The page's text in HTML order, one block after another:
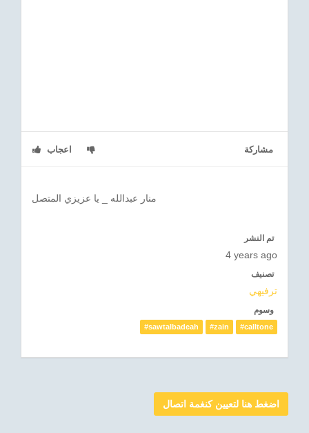
اعجاب مشاركة
منار عبدالله _ يا عزيزي المتصل
تم النشر
4 years ago
تصنيف
ترفيهي
وسوم
#sawtalbadeah #zain #calltone
اضغط هنا لتعيين كنغمة اتصال